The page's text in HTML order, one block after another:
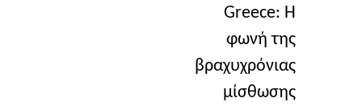
Greece: Η
φωνή της
βραχυχρόνιας
μίσθωσης